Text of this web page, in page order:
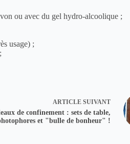
ou avec du gel hydro-alcoolique ;
usage) ;
ARTICLE SUIVANT
de confinement : sets de table,
et "bulle de bonheur" !